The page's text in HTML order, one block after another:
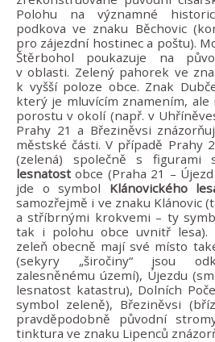
Polohu na významné
podkova ve znaku Běchovic
pro zájezdní hostinec a poštu).
Štěrbohol poukazuje na
v oblasti. Zelený pahorek ve
k vyšší poloze obce. Znak
který je mluvícím znamením,
porostu v okolí (např. v
Prahy 21 a Březiněvsi
městské části. V případě Prahy
(zelená) společně s figurami
lesnatostobce (Praha 21 –
jde o symbol Klánovického
samozřejmě i ve znaku Klánovic
a stříbrnými krokvemi – ty
tak i polohu obce uvnitř lesa).
zeleň obecně mají své místo
(sekyry „širočiny“ jsou
zalesněnému území), Újezdu
lesnatost katastru), Dolních
symbol zeleně), Březiněvsi
pravděpodobně původní
tinktura ve znaku Lipenců